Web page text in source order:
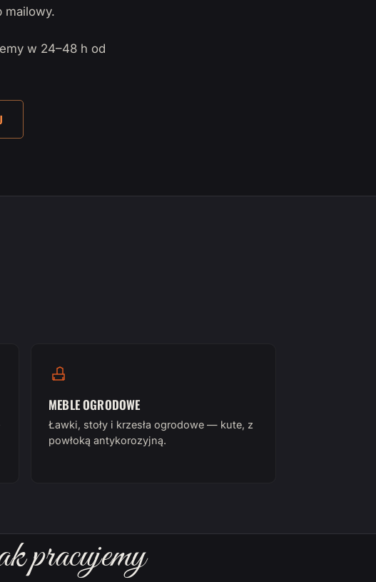
w 24–48 h od
MEBLE OGRODOWE
Ławki, stoły i krzesła ogrodowe — kute, z
powłoką antykorozyjną.
pracujemy